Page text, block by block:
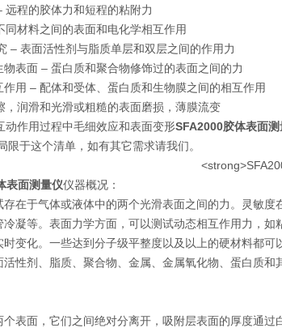
远程的胶体力和短程的粘附力
同材料之间的表面和电化学相互作用
– 表面活性剂与脂质单层和双层之间的作用力
物表面 – 蛋白质和聚合物修饰过的表面之间的力
作用 – 配体和受体、蛋白质和生物膜之间的相互作用
，润滑和光滑或粗糙的表面磨损，薄膜流变
动作用过程中毛细效应和表面变形SFA2000胶体表面测
限于这个清单，如有其它需求请我们。
表面测量仪仪器概况：
存在于气体或液体中的两个光滑表面之间的力。灵敏
冷凝等。表面力学方面，可以测试动态相互作用力，
时变化。一些达到分子级平整度以及以上的硬材料都
活性剂、脂质、聚合物、金属、金属氧化物、蛋白质和
个表面，它们之间绝对分离开，吸附层表面的厚度通